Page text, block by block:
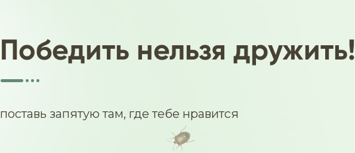
Победить нельзя дружить!
поставь запятую там, где тебе нравится